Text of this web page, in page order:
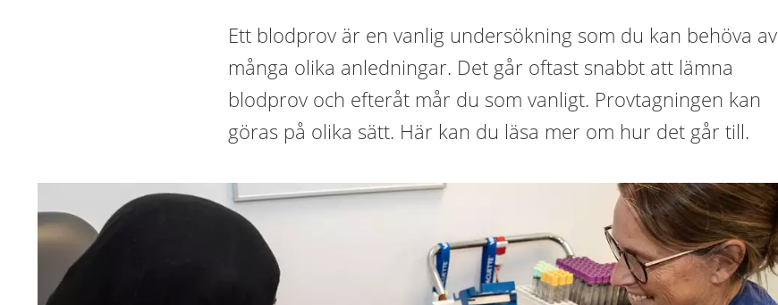
Ett blodprov är en vanlig undersökning som du kan behöva av
många olika anledningar. Det går oftast snabbt att lämna
blodprov och efteråt mår du som vanligt. Provtagningen kan
göras på olika sätt. Här kan du läsa mer om hur det går till.